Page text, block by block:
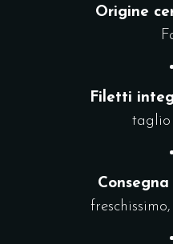
Origine
Filetti
taglio